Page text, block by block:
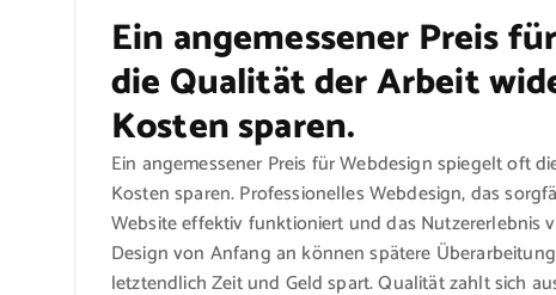
Ein angemessener Preis
die Qualität der Arbeit
Kosten sparen.
Ein angemessener Preis für Webdesign spiegelt oft
Kosten sparen. Professionelles Webdesign, das
Website effektiv funktioniert und das Nutzererlebnis
Design von Anfang an können spätere
letztendlich Zeit und Geld spart. Qualität zahlt sich